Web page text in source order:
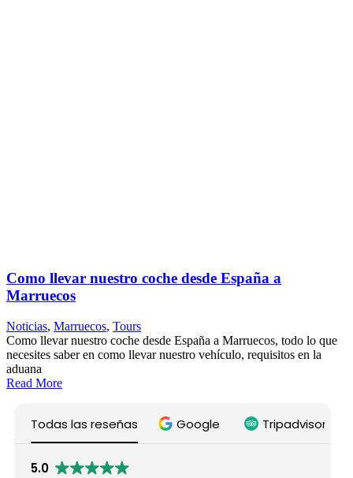
Como llevar nuestro coche desde España a
Marruecos
Noticias, Marruecos, Tours
Como llevar nuestro coche desde España a Marruecos, todo lo que
necesites saber en como llevar nuestro vehículo, requisitos en la
aduana
Read More
Todas las reseñas Google Tripadvisor
5.0